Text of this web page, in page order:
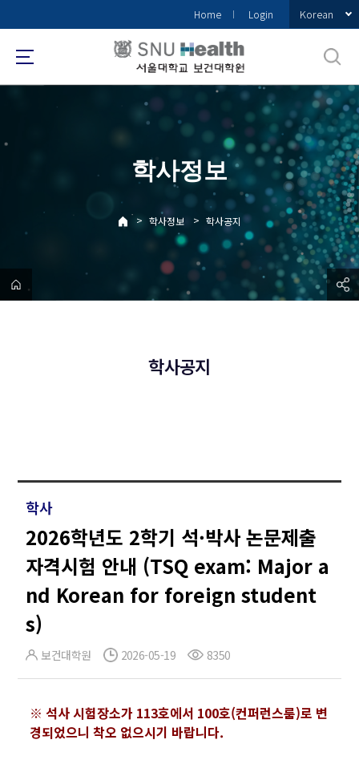
로
메
Home Login Korean
학사정보
> 학사정보 > 학사공지
학사공지
학사
2026학년도 2학기 석·박사 논문제출
자격시험 안내 (TSQ exam: Major a
nd Korean for foreign student
s)
보건대학원 2026-05-19 8350
※ 석사 시험장소가 113호에서 100호(컨퍼런스룸)로 변
경되었으니 착오 없으시기 바랍니다.